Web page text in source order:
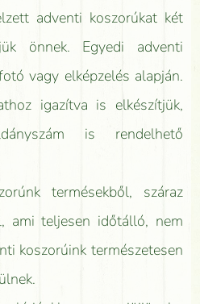
adventi koszorúkat két
önnek. Egyedi adventi
vagy elképzelés alapján.
igazítva is elkészítjük,
is rendelhető
termésekből, száraz
ami teljesen időtálló, nem
koszorúink természetesen